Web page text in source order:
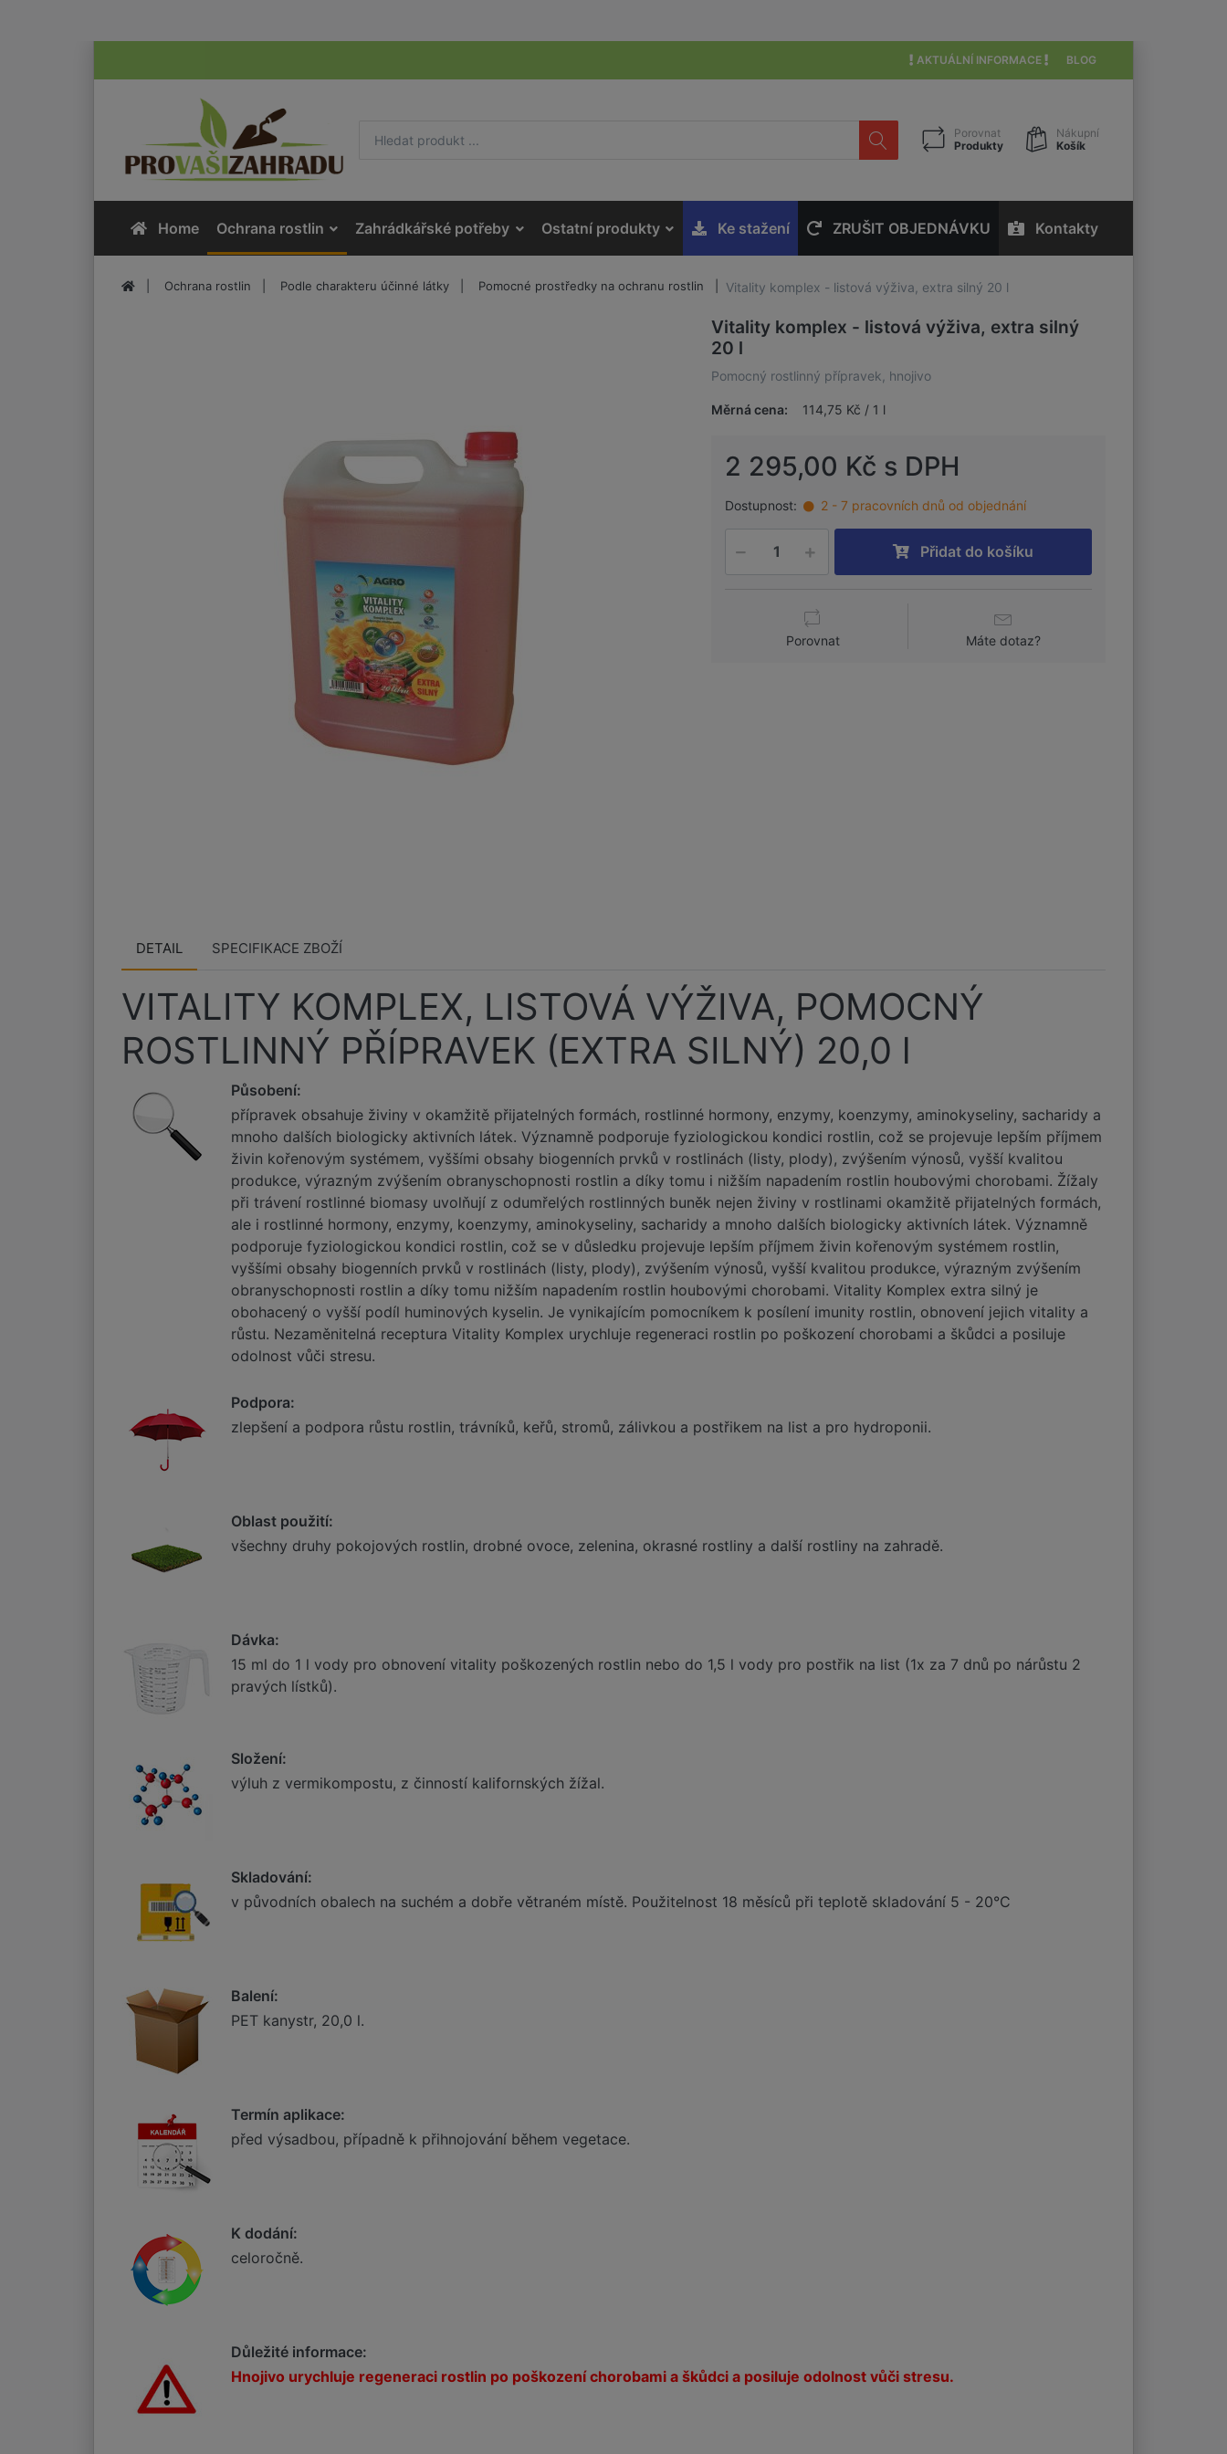
AKTUÁLNÍ INFORMACE BLOG
Porovnat
Produkty
Nákupní
Košík
Home Ochrana rostlin Zahrádkářské potřeby Ostatní produkty Ke stažení ZRUŠIT OBJEDNÁVKU Kontakty
Ochrana rostlin Podle charakteru účinné látky Pomocné prostředky na ochranu rostlin Vitality komplex - listová výživa, extra silný 20 l
Vitality komplex - listová výživa, extra silný
20 l
Pomocný rostlinný přípravek, hnojivo
Měrná cena: 114,75 Kč / 1 l
2 295,00 Kč s DPH
Dostupnost: 2 - 7 pracovních dnů od objednání
Přidat do košíku
Porovnat Máte dotaz?
DETAIL SPECIFIKACE ZBOŽÍ
VITALITY KOMPLEX, LISTOVÁ VÝŽIVA, POMOCNÝ
ROSTLINNÝ PŘÍPRAVEK (EXTRA SILNÝ) 20,0 l
Působení:
přípravek obsahuje živiny v okamžitě přijatelných formách, rostlinné hormony, enzymy, koenzymy, aminokyseliny, sacharidy a
mnoho dalších biologicky aktivních látek. Významně podporuje fyziologickou kondici rostlin, což se projevuje lepším příjmem
živin kořenovým systémem, vyššími obsahy biogenních prvků v rostlinách (listy, plody), zvýšením výnosů, vyšší kvalitou
produkce, výrazným zvýšením obranyschopnosti rostlin a díky tomu i nižším napadením rostlin houbovými chorobami. Žížaly
při trávení rostlinné biomasy uvolňují z odumřelých rostlinných buněk nejen živiny v rostlinami okamžitě přijatelných formách,
ale i rostlinné hormony, enzymy, koenzymy, aminokyseliny, sacharidy a mnoho dalších biologicky aktivních látek. Významně
podporuje fyziologickou kondici rostlin, což se v důsledku projevuje lepším příjmem živin kořenovým systémem rostlin,
vyššími obsahy biogenních prvků v rostlinách (listy, plody), zvýšením výnosů, vyšší kvalitou produkce, výrazným zvýšením
obranyschopnosti rostlin a díky tomu nižším napadením rostlin houbovými chorobami. Vitality Komplex extra silný je
obohacený o vyšší podíl huminových kyselin. Je vynikajícím pomocníkem k posílení imunity rostlin, obnovení jejich vitality a
růstu. Nezaměnitelná receptura Vitality Komplex urychluje regeneraci rostlin po poškození chorobami a škůdci a posiluje
odolnost vůči stresu.
Podpora:
zlepšení a podpora růstu rostlin, trávníků, keřů, stromů, zálivkou a postřikem na list a pro hydroponii.
Oblast použití:
všechny druhy pokojových rostlin, drobné ovoce, zelenina, okrasné rostliny a další rostliny na zahradě.
Dávka:
15 ml do 1 l vody pro obnovení vitality poškozených rostlin nebo do 1,5 l vody pro postřik na list (1x za 7 dnů po nárůstu 2
pravých lístků).
Složení:
výluh z vermikompostu, z činností kalifornských žížal.
Skladování:
v původních obalech na suchém a dobře větraném místě. Použitelnost 18 měsíců při teplotě skladování 5 - 20°C
Balení:
PET kanystr, 20,0 l.
Termín aplikace:
před výsadbou, případně k přihnojování během vegetace.
K dodání:
celoročně.
Důležité informace:
Hnojivo urychluje regeneraci rostlin po poškození chorobami a škůdci a posiluje odolnost vůči stresu.